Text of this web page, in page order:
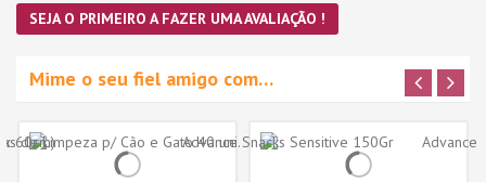
SEJA O PRIMEIRO A FAZER UMA AVALIAÇÃO !
Mime o seu fiel amigo com…